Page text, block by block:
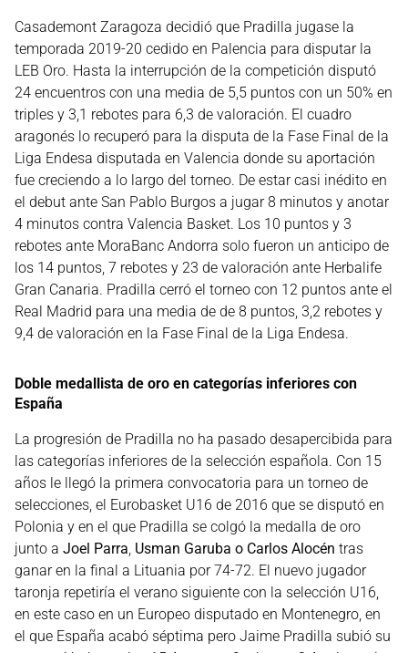
Casademont Zaragoza decidió que Pradilla jugase la
temporada 2019-20 cedido en Palencia para disputar la
LEB Oro. Hasta la interrupción de la competición disputó
24 encuentros con una media de 5,5 puntos con un 50% en
triples y 3,1 rebotes para 6,3 de valoración. El cuadro
aragonés lo recuperó para la disputa de la Fase Final de la
Liga Endesa disputada en Valencia donde su aportación
fue creciendo a lo largo del torneo. De estar casi inédito en
el debut ante San Pablo Burgos a jugar 8 minutos y anotar
4 minutos contra Valencia Basket. Los 10 puntos y 3
rebotes ante MoraBanc Andorra solo fueron un anticipo de
los 14 puntos, 7 rebotes y 23 de valoración ante Herbalife
Gran Canaria. Pradilla cerró el torneo con 12 puntos ante el
Real Madrid para una media de de 8 puntos, 3,2 rebotes y
9,4 de valoración en la Fase Final de la Liga Endesa.
Doble medallista de oro en categorías inferiores con
España
La progresión de Pradilla no ha pasado desapercibida para
las categorías inferiores de la selección española. Con 15
años le llegó la primera convocatoria para un torneo de
selecciones, el Eurobasket U16 de 2016 que se disputó en
Polonia y en el que Pradilla se colgó la medalla de oro
junto a Joel Parra, Usman Garuba o Carlos Alocén tras
ganar en la final a Lituania por 74-72. El nuevo jugador
taronja repetiría el verano siguiente con la selección U16,
en este caso en un Europeo disputado en Montenegro, en
el que España acabó séptima pero Jaime Pradilla subió su